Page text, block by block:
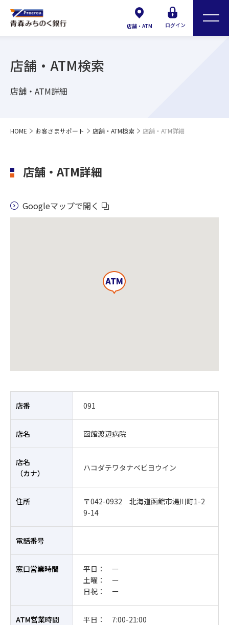
店舗・ATM ログイン
店舗・ATM検索
店舗・ATM詳細
HOME お客さまサポート 店舗・ATM検索 店舗・ATM詳細
店舗・ATM詳細
Googleマップで開く
店番 091
店名 函館渡辺病院
店名
（カナ）
ハコダテワタナベビヨウイン
住所
〒042-0932 北海道函館市湯川町1-2
9-14
電話番号
窓口営業時間
平日： ー
土曜： ー
日祝： ー
ATM営業時間
平日： 7:00-21:00